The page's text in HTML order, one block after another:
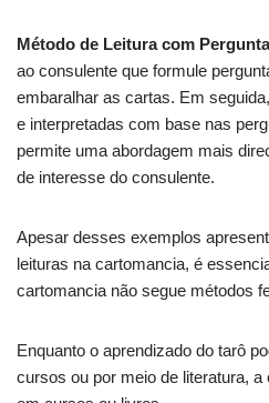
Método de Leitura com
ao consulente que formule
embaralhar as cartas. Em
e interpretadas com base nas
permite uma abordagem mais
de interesse do consulente.
Apesar desses exemplos
leituras na cartomancia, é
cartomancia não segue métodos
Enquanto o aprendizado do tarô
cursos ou por meio de literatura,